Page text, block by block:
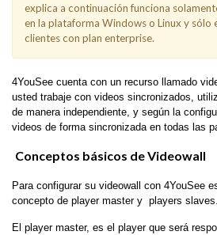
explica a continuación funciona
en la plataforma Windows o Linux y sólo
clientes con plan enterprise.
4YouSee cuenta con un recurso llamado
usted trabaje con videos sincronizados,
de manera independiente, y según la
videos de forma sincronizada en todas las
Conceptos básicos de Videowall
Para configurar su videowall con 4YouSee
concepto de player master y players slaves.
El player master, es el player que será